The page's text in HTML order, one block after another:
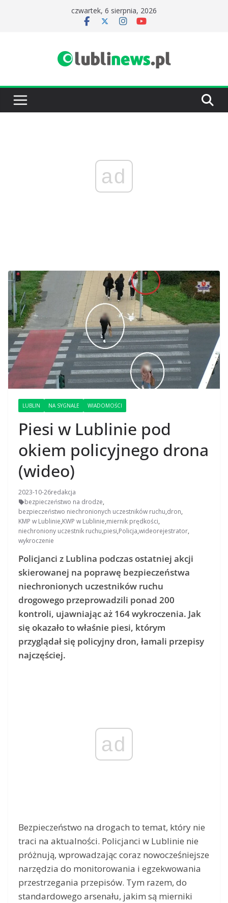
czwartek, 6 sierpnia, 2026
ad
LUBLIN NA SYGNALE WIADOMOŚCI
Piesi w Lublinie pod
okiem policyjnego drona
(wideo)
2023-10-26redakcja
bezpieczeństwo na drodze,
bezpieczeństwo niechronionych uczestników ruchu,dron,
KMP w Lublinie,KWP w Lublinie,miernik prędkości,
niechroniony uczestnik ruchu,piesi,Policja,wideorejestrator,
wykroczenie
Policjanci z Lublina podczas ostatniej akcji
skierowanej na poprawę bezpieczeństwa
niechronionych uczestników ruchu
drogowego przeprowadzili ponad 200
kontroli, ujawniając aż 164 wykroczenia. Jak
się okazało to właśnie piesi, którym
przyglądał się policyjny dron, łamali przepisy
najczęściej.
ad
Bezpieczeństwo na drogach to temat, który nie
traci na aktualności. Policjanci w Lublinie nie
próżnują, wprowadzając coraz nowocześniejsze
narzędzia do monitorowania i egzekwowania
przestrzegania przepisów. Tym razem, do
standardowego arsenału, jakim są mierniki